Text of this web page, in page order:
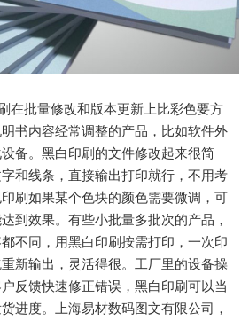
在批量修改和版本更新上比彩色要方
书内容经常调整的产品，比如软件外
备。黑白印刷的文件修改起来很简
和线条，直接输出打印就行，不用考
刷如果某个色块的颜色需要微调，可
到效果。有些小批量多批次的产品，
不同，用黑白印刷按需打印，一次印
新输出，灵活得很。工厂里的设备操
反馈快速修正错误，黑白印刷可以当
进度。上海易材数码图文有限公司，